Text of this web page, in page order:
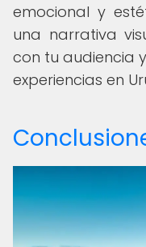
emocional y
una narrativa
con tu audiencia
experiencias en